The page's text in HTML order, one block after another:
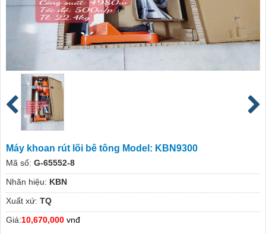
Máy khoan rút lõi bê tông Model: KBN9300
Mã số: G-65552-8
Nhãn hiệu: KBN
Xuất xứ: TQ
Giá:10,670,000 vnđ